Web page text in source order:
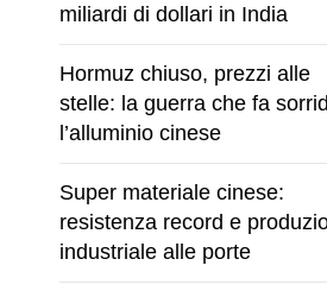
miliardi di dollari in India
Hormuz chiuso, prezzi alle
stelle: la guerra che fa
l’alluminio cinese
Super materiale cinese:
resistenza record e
industriale alle porte